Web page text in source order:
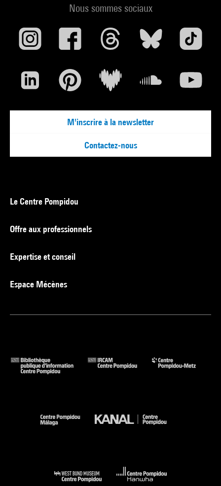
Nous sommes sociaux
M'inscrire à la newsletter
Contactez-nous
Le Centre Pompidou
Offre aux professionnels
Expertise et conseil
Espace Mécènes